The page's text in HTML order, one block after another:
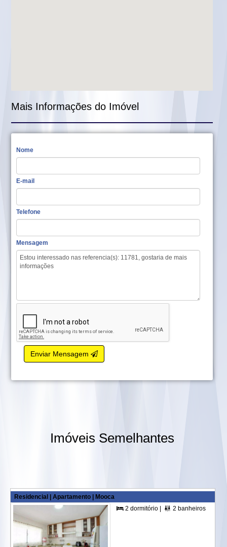
Mais Informações do Imóvel
Nome
E-mail
Telefone
Mensagem
Enviar Mensagem
Imóveis Semelhantes
Residencial | Apartamento | Mooca
 2 dormitório |  2 banheiros |